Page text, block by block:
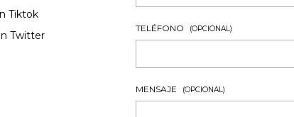
Tiktok
Twitter
TELÉFONO (OPCIONAL)
MENSAJE (OPCIONAL)